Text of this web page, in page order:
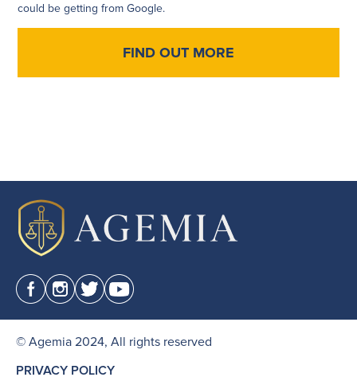
could be getting from Google.
FIND OUT MORE
© Agemia 2024, All rights reserved
PRIVACY POLICY